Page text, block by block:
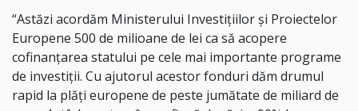
“Astăzi acordăm Ministerului Investiţiilor şi Proiectelor
Europene 500 de milioane de lei ca să acopere
cofinanţarea statului pe cele mai importante programe
de investiţii. Cu ajutorul acestor fonduri dăm drumul
rapid la plăţi europene de peste jumătate de miliard de